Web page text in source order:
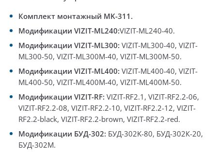
Комплект монтажный MK-311.
Модификации VIZIT-ML240:VIZIT-ML240-40.
Модификации VIZIT-ML300: VIZIT-ML300-40, VIZIT-
ML300-50, VIZIT-ML300M-40, VIZIT-ML300M-50.
Модификации VIZIT-ML400: VIZIT-ML400-40, VIZIT-
ML400-50, VIZIT-ML400M-40, VIZIT-ML400M-50.
Модификации VIZIT-RF: VIZIT-RF2.1 , VIZIT-RF2.2-06,
VIZIT-RF2.2-08, VIZIT-RF2.2-10, VIZIT-RF2.2-12, VIZIT-
RF2.2-black, VIZIT-RF2.2-brown, VIZIT-RF2.2-red.
Модификации БУД-302: БУД-302K-80, БУД-302К-20,
БУД-302М.